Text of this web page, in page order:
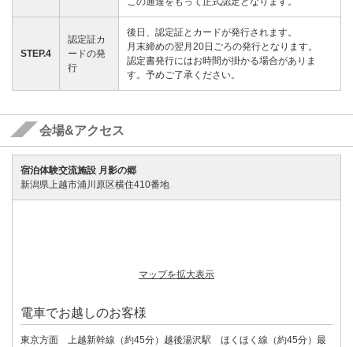
STEP.4
認定証カ
ードの発
行
後日、認定証とカードが発行されます。
月末締めの翌月20日ごろの発行となります。
認定書発行にはお時間が掛かる場合がありま
す。予めご了承ください。
会場&アクセス
宿泊体験交流施設 月影の郷
新潟県上越市浦川原区横住410番地
マップを拡大表示
電車でお越しのお客様
東京方面 上越新幹線（約45分）越後湯沢駅 ほくほく線（約45分）最